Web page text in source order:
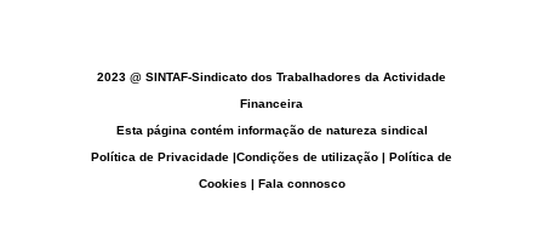
2023 @ SINTAF-Sindicato dos Trabalhadores da Actividade
Financeira
Esta página contém informação de natureza sindical
Política de Privacidade |Condições de utilização | Política de
Cookies | Fala connosco